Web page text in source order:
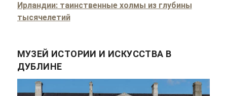
Ирландии: таинственные холмы из глубины
тысячелетий
МУЗЕЙ ИСТОРИИ И ИСКУССТВА В
ДУБЛИНЕ